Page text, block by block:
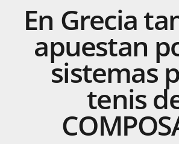
En Grecia
apuestan
sistemas
tenis